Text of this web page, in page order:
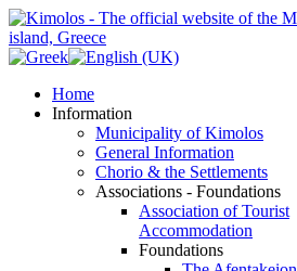
Home
Information
Municipality of Kimolos
General Information
Chorio & the Settlements
Associations - Foundations
Association of Tourist
Accommodation
Foundations